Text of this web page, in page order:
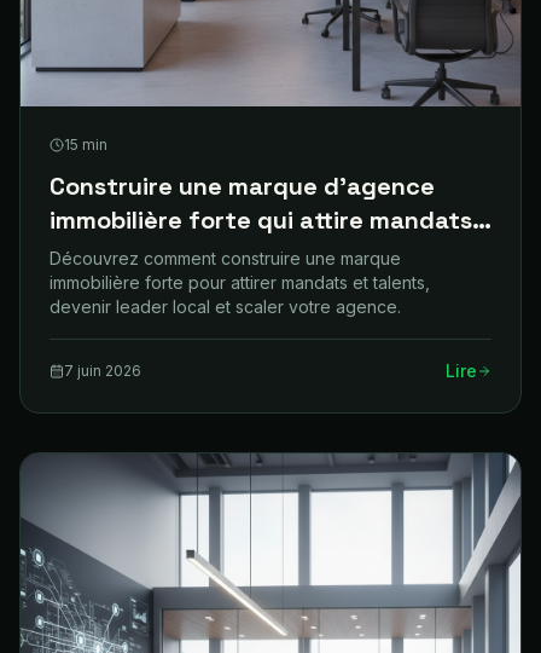
15 min
Construire une marque d'agence
immobilière forte qui attire mandats
et talents
Découvrez comment construire une marque
immobilière forte pour attirer mandats et talents,
devenir leader local et scaler votre agence.
7 juin 2026 Lire